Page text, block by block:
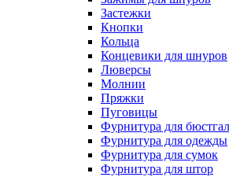
Застежки
Кнопки
Кольца
Концевики для шнуров
Люверсы
Молнии
Пряжки
Пуговицы
Фурнитура для
Фурнитура для одежды
Фурнитура для сумок
Фурнитура для штор